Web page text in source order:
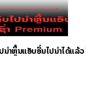
ນຳຫຼິ້ນແອັບອື່ນໄປນຳໄດ້ແລ້